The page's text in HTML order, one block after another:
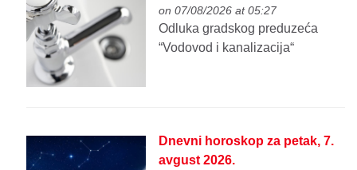
on 07/08/2026 at 05:27
Odluka gradskog preduzeća
“Vodovod i kanalizacija“
Dnevni horoskop za petak, 7.
avgust 2026.